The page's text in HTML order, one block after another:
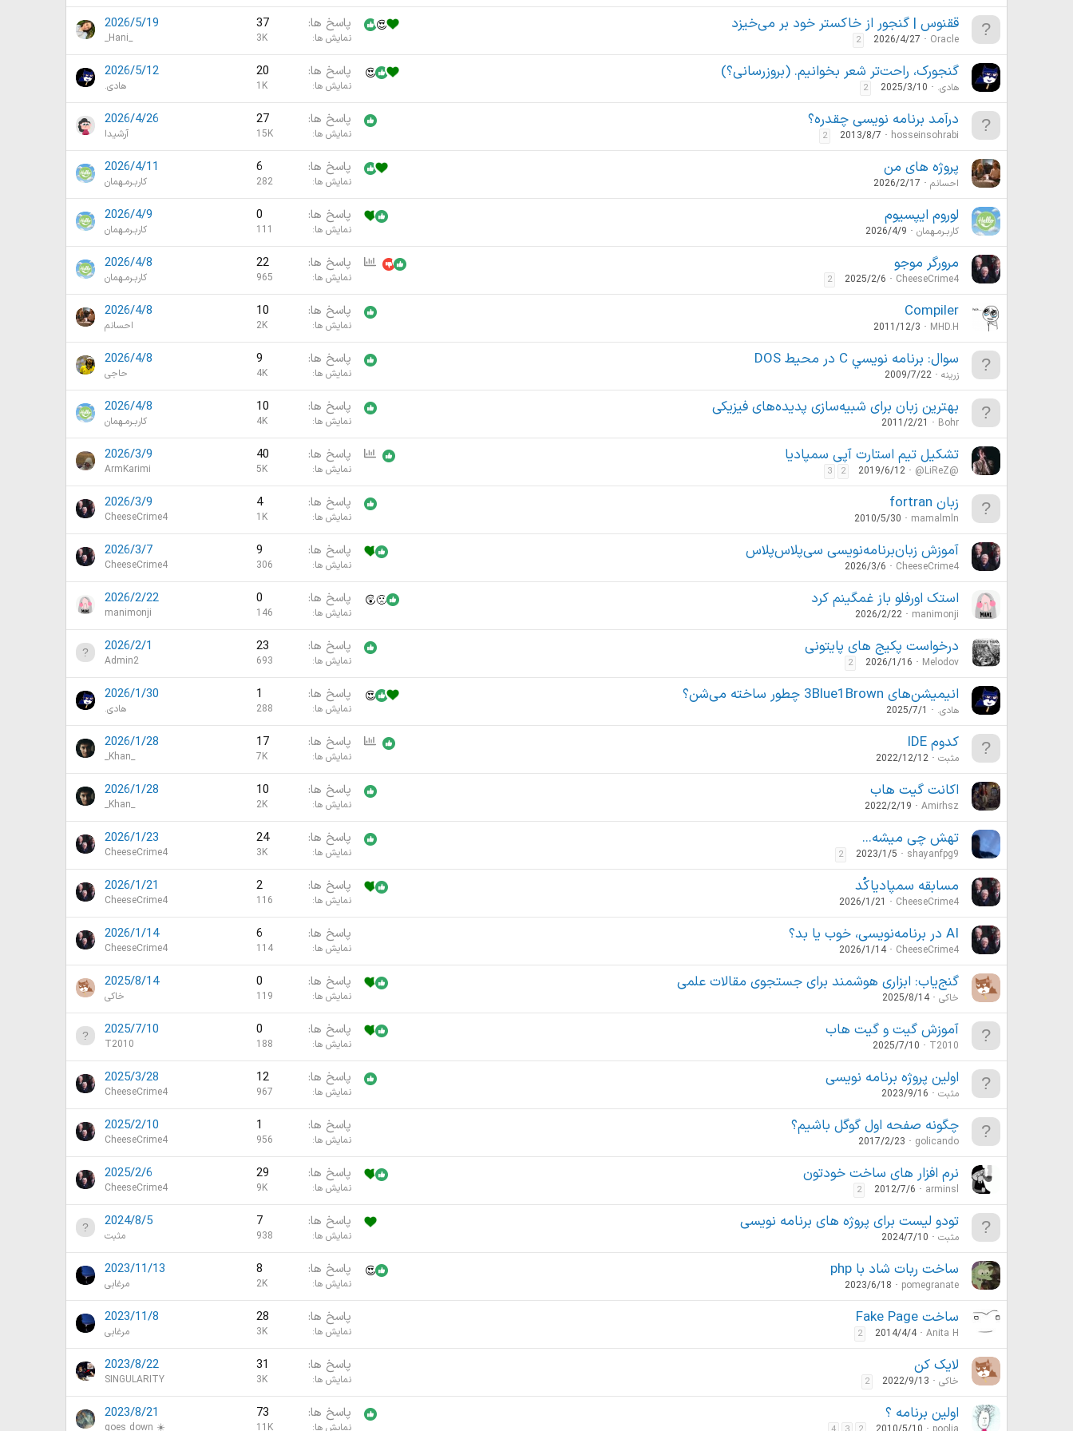
ققنوس | گنجور از خاکستر خود بر می‌خیزد
Oracle
2026/4/27
2
پاسخ ها 37
نمایش ها 3K
2026/5/19
_Hani_
گنجورک، راحت‌تر شعر بخوانیم. (بروزرسانی؟)
هادی. 2025/3/10
2
پاسخ ها 20
نمایش ها 1K
2026/5/12
هادی.
درآمد برنامه نویسی چقدره؟
hosseinsohrabi
2013/8/7
2
پاسخ ها 27
نمایش ها 15K
2026/4/26
آرشیدا
پروژه های من
احسانم 2026/2/17
پاسخ ها 6
نمایش ها 282
2026/4/11
کاربـرمـهمان
لوروم ایپسیوم
کاربـرمـهمان 2026/4/9
پاسخ ها 0
نمایش ها 111
2026/4/9
کاربـرمـهمان
ن
ر
س
ج
ی
مرورگر موجو
CheeseCrime4
2025/2/6
2
پاسخ ها 22
نمایش ها 965
2026/4/8
کاربـرمـهمان
Compiler
MHD.H
2011/12/3
پاسخ ها 10
نمایش ها 2K
2026/4/8
احسانم
سوال: برنامه نويسي C در محيط DOS
زرينه 2009/7/22
پاسخ ها 9
نمایش ها 4K
2026/4/8
حاجی
بهترین زبان برای شبیه‌سازی پدیده‌های فیزیکی
Bohr
2011/2/21
پاسخ ها 10
نمایش ها 4K
2026/4/8
کاربـرمـهمان
ن
ر
س
ج
ی
تشکیل تیم استارت آپی سمپادیا
@LiReZ@
2019/6/12
2
3
پاسخ ها 40
نمایش ها 5K
2026/3/9
ArmKarimi
زبان fortran
mamalmln
2010/5/30
پاسخ ها 4
نمایش ها 1K
2026/3/9
CheeseCrime4
آموزش زبان‌برنامه‌نویسی سی‌پلاس‌پلاس
CheeseCrime4
2026/3/6
پاسخ ها 9
نمایش ها 306
2026/3/7
CheeseCrime4
استک اورفلو باز غمگینم کرد
manimonji
2026/2/22
پاسخ ها 0
نمایش ها 146
2026/2/22
manimonji
درخواست پکیج های پایتونی
Melodov
2026/1/16
2
پاسخ ها 23
نمایش ها 693
2026/2/1
Admin2
انیمیشن‌های 3Blue1Brown چطور ساخته می‌شن؟
هادی. 2025/7/1
پاسخ ها 1
نمایش ها 288
2026/1/30
هادی.
ن
ر
س
ج
ی
کدوم IDE
مثبت 2022/12/12
پاسخ ها 17
نمایش ها 7K
2026/1/28
_Khan_
اکانت گیت هاب
Amirhsz
2022/2/19
پاسخ ها 10
نمایش ها 2K
2026/1/28
_Khan_
تهش چی میشه...
shayanfpg9
2023/1/5
2
پاسخ ها 24
نمایش ها 3K
2026/1/23
CheeseCrime4
مسابقه سمپادیاکُد
CheeseCrime4
2026/1/21
پاسخ ها 2
نمایش ها 116
2026/1/21
CheeseCrime4
AI در برنامه‌نویسی، خوب یا بد؟
CheeseCrime4
2026/1/14
پاسخ ها 6
نمایش ها 114
2026/1/14
CheeseCrime4
گنج‌یاب: ابزاری هوشمند برای جستجوی مقالات علمی
خاکی 2025/8/14
پاسخ ها 0
نمایش ها 119
2025/8/14
خاکی
آموزش گیت و گیت هاب
T2010
2025/7/10
پاسخ ها 0
نمایش ها 188
2025/7/10
T2010
اولین پروژه برنامه نویسی
مثبت 2023/9/16
پاسخ ها 12
نمایش ها 967
2025/3/28
CheeseCrime4
چگونه صفحه اول گوگل باشیم؟
golicando
2017/2/23
پاسخ ها 1
نمایش ها 956
2025/2/10
CheeseCrime4
نرم افزار های ساخت خودتون
arminsl
2012/7/6
2
پاسخ ها 29
نمایش ها 9K
2025/2/6
CheeseCrime4
تودو لیست برای پروژه های برنامه نویسی
مثبت 2024/7/10
پاسخ ها 7
نمایش ها 938
2024/8/5
مثبت
ساخت ربات شاد با php
pomegranate
2023/6/18
پاسخ ها 8
نمایش ها 2K
2023/11/13
مرغابی
ساخت Fake Page
Anita H
2014/4/4
2
پاسخ ها 28
نمایش ها 3K
2023/11/8
مرغابی
لایک کن
خاکی 2022/9/13
2
پاسخ ها 31
نمایش ها 3K
2023/8/22
SINGULARITY
اولين برنامه ؟ پاسخ ها 73
نمایش ها 11K
2023/8/21
goes down ☀️